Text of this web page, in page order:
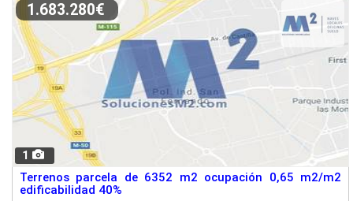
1
1.683.280€
Terrenos parcela de 6352 m2 ocupación 0,65 m2/m2
edificabilidad 40%